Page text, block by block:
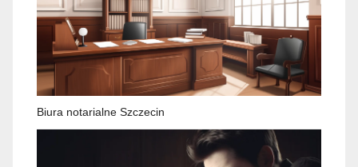
Biura notarialne Szczecin